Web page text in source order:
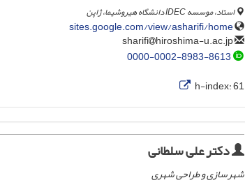
استاد، موسسه IDEC دانشگاه هیروشیما، ژاپن
sites.google.com/view/asharifi/home
hiroshima-u.ac.jp
0000-0002-8983-8613
h-index:61
دکتر علی سلطانی
شهرسازی و طراحی شهری